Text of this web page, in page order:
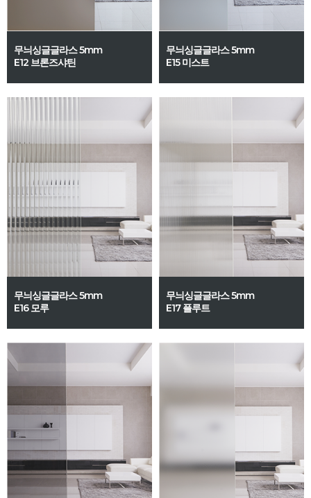
무늬싱글글라스 5mm
E12 브론즈샤틴
무늬싱글글라스 5mm
E15 미스트
무늬싱글글라스 5mm
E16 모루
무늬싱글글라스 5mm
E17 플루트